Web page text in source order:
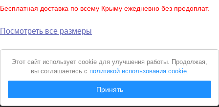
Бесплатная доставка по всему Крыму ежедневно без предоплат.
Посмотреть все размеры
Вся представленная на сайте информация носит справочный характер и не
является
Уведомление
cookie
Этот сайт использует cookie для улучшения работы. Продолжая,
вы соглашаетесь с политикой использования cookie.
Принять